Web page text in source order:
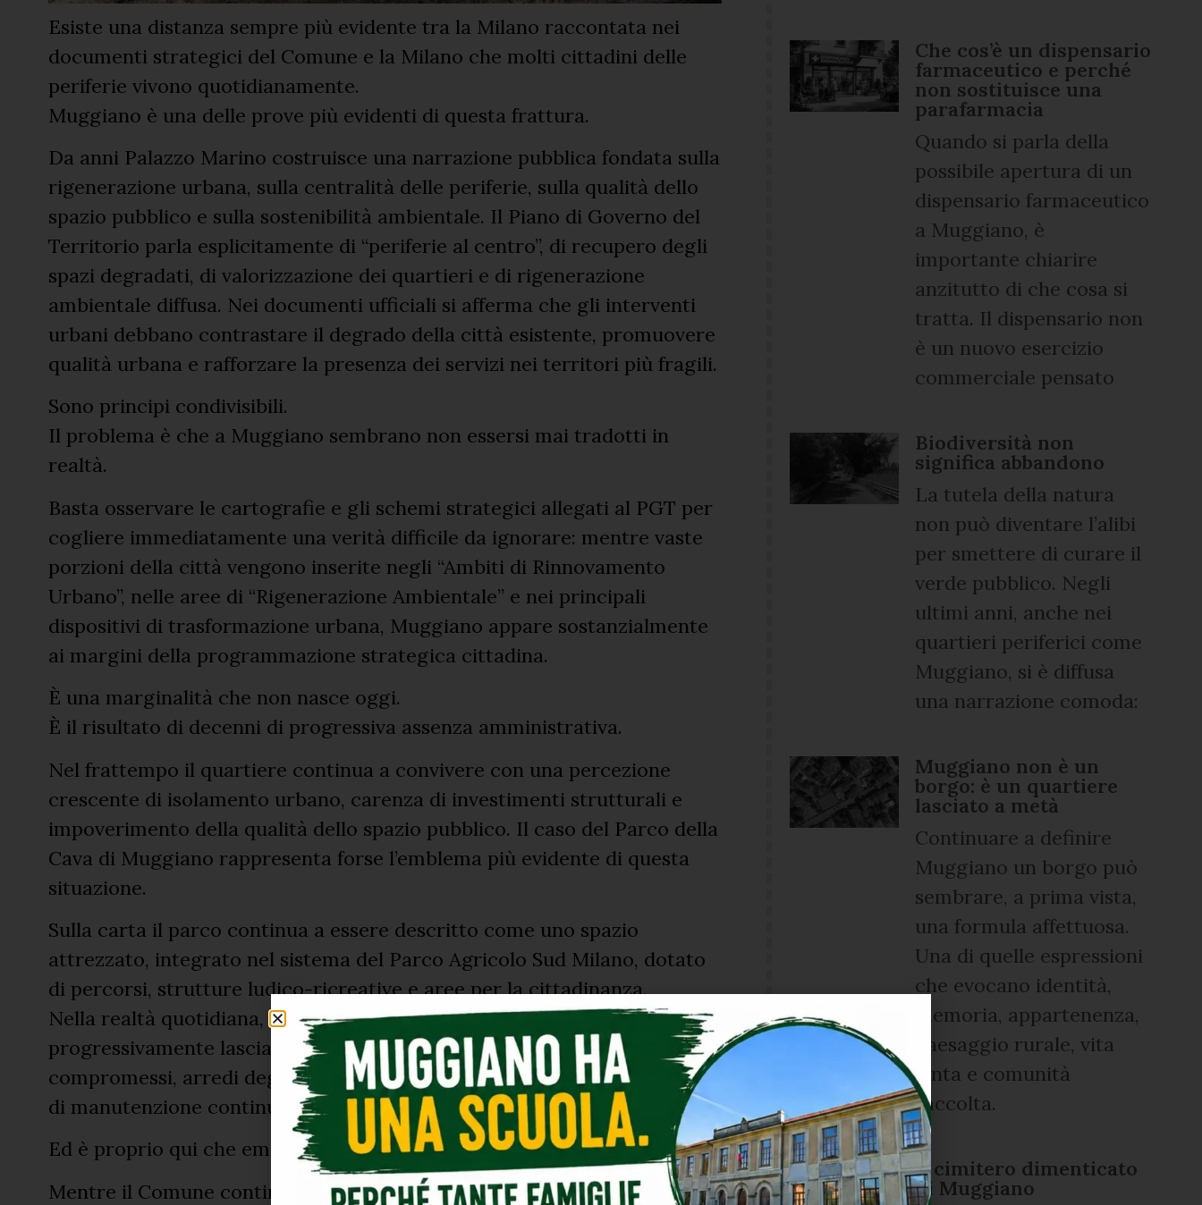
Esiste una distanza sempre più evidente tra la Milano raccontata nei
documenti strategici del Comune e la Milano che molti cittadini delle
periferie vivono quotidianamente.
Muggiano è una delle prove più evidenti di questa frattura.
Da anni Palazzo Marino costruisce una narrazione pubblica fondata sulla
rigenerazione urbana, sulla centralità delle periferie, sulla qualità dello
spazio pubblico e sulla sostenibilità ambientale. Il Piano di Governo del
Territorio parla esplicitamente di “periferie al centro”, di recupero degli
spazi degradati, di valorizzazione dei quartieri e di rigenerazione
ambientale diffusa. Nei documenti ufficiali si afferma che gli interventi
urbani debbano contrastare il degrado della città esistente, promuovere
qualità urbana e rafforzare la presenza dei servizi nei territori più fragili.
Sono principi condivisibili.
Il problema è che a Muggiano sembrano non essersi mai tradotti in
realtà.
Basta osservare le cartografie e gli schemi strategici allegati al PGT per
cogliere immediatamente una verità difficile da ignorare: mentre vaste
porzioni della città vengono inserite negli “Ambiti di Rinnovamento
Urbano”, nelle aree di “Rigenerazione Ambientale” e nei principali
dispositivi di trasformazione urbana, Muggiano appare sostanzialmente
ai margini della programmazione strategica cittadina.
È una marginalità che non nasce oggi.
È il risultato di decenni di progressiva assenza amministrativa.
Nel frattempo il quartiere continua a convivere con una percezione
crescente di isolamento urbano, carenza di investimenti strutturali e
impoverimento della qualità dello spazio pubblico. Il caso del Parco della
Cava di Muggiano rappresenta forse l’emblema più evidente di questa
situazione.
Sulla carta il parco continua a essere descritto come uno spazio
attrezzato, integrato nel sistema del Parco Agricolo Sud Milano, dotato
di percorsi, strutture ludico-ricreative e aree per la cittadinanza.
Nella realtà quotidiana, invece, ciò che i cittadini incontrano è un luogo
progressivamente lasciato all’incuria: vegetazione incontrollata, percorsi
compromessi, arredi degradati, strutture deteriorate e assenza evidente
di manutenzione continuativa.
Ed è proprio qui che emerge la contraddizione più profonda.
Mentre il Comune continua a parlare di qualità urbana, sostenibilità,
Che cos’è un dispensario
farmaceutico e perché
non sostituisce una
parafarmacia
Quando si parla della
possibile apertura di un
dispensario farmaceutico
a Muggiano, è
importante chiarire
anzitutto di che cosa si
tratta. Il dispensario non
è un nuovo esercizio
commerciale pensato
Biodiversità non
significa abbandono
La tutela della natura
non può diventare l’alibi
per smettere di curare il
verde pubblico. Negli
ultimi anni, anche nei
quartieri periferici come
Muggiano, si è diffusa
una narrazione comoda:
Muggiano non è un
borgo: è un quartiere
lasciato a metà
Continuare a definire
Muggiano un borgo può
sembrare, a prima vista,
una formula affettuosa.
Una di quelle espressioni
che evocano identità,
memoria, appartenenza,
paesaggio rurale, vita
lenta e comunità
raccolta.
Il cimitero dimenticato
di Muggiano